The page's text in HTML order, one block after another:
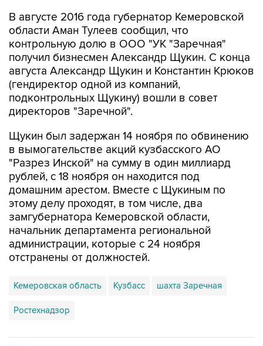
В августе 2016 года губернатор Кемеровской
области Аман Тулеев сообщил, что
контрольную долю в ООО "УК "Заречная"
получил бизнесмен Александр Щукин. С конца
августа Александр Щукин и Константин Крюков
(гендиректор одной из компаний,
подконтрольных Щукину) вошли в совет
директоров "Заречной".
Щукин был задержан 14 ноября по обвинению
в вымогательстве акций кузбасского АО
"Разрез Инской" на сумму в один миллиард
рублей, с 18 ноября он находится под
домашним арестом. Вместе с Щукиным по
этому делу проходят, в том числе, два
замгубернатора Кемеровской области,
начальник департамента региональной
администрации, которые с 24 ноября
отстранены от должностей.
Кемеровская область Кузбасс шахта Заречная
Ростехнадзор